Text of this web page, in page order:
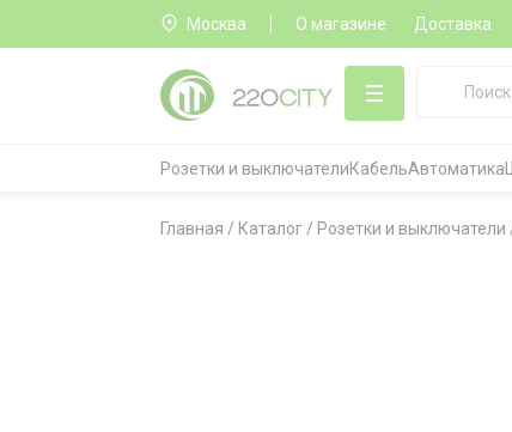
Москва О магазине Доставка
Розетки и выключателиКабельАвтоматика
Главная / Каталог / Розетки и выключатели